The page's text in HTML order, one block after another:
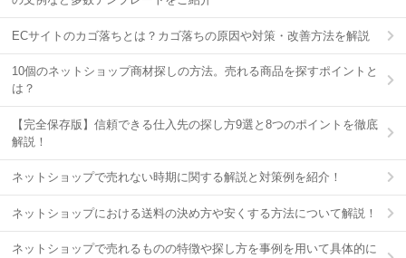
ECサイトのカゴ落ちとは？カゴ落ちの原因や対策・改善方法を解説
10個のネットショップ商材探しの方法。売れる商品を探すポイントと
は？
【完全保存版】信頼できる仕入先の探し方9選と8つのポイントを徹底
解説！
ネットショップで売れない時期に関する解説と対策例を紹介！
ネットショップにおける送料の決め方や安くする方法について解説！
ネットショップで売れるものの特徴や探し方を事例を用いて具体的に